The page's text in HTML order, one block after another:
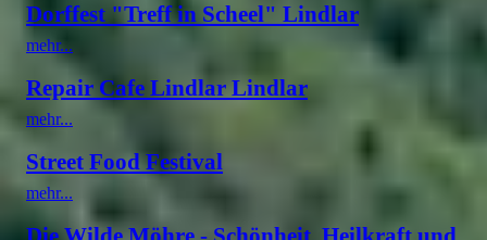
Dorffest "Treff in Scheel" Lindlar
mehr...
Repair Cafe Lindlar Lindlar
mehr...
Street Food Festival
mehr...
Die Wilde Möhre - Schönheit, Heilkraft und